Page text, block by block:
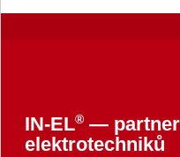
IN-EL®— partner
elektrotechniků